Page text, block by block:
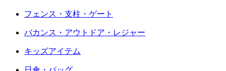
フェンス・支柱・ゲート
バカンス・アウトドア・レジャー
キッズアイテム